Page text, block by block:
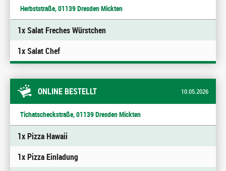
Herbststraße, 01139 Dresden Mickten
1x Salat Freches Würstchen
1x Salat Chef
ONLINE BESTELLT 10.05.2026
Tichatscheckstraße, 01139 Dresden Mickten
1x Pizza Hawaii
1x Pizza Einladung